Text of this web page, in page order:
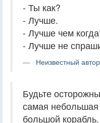
- Ты как?
- Лучше.
- Лучше чем
- Лучше не
Неизвестный
Будьте
самая небольшая
большой корабль.